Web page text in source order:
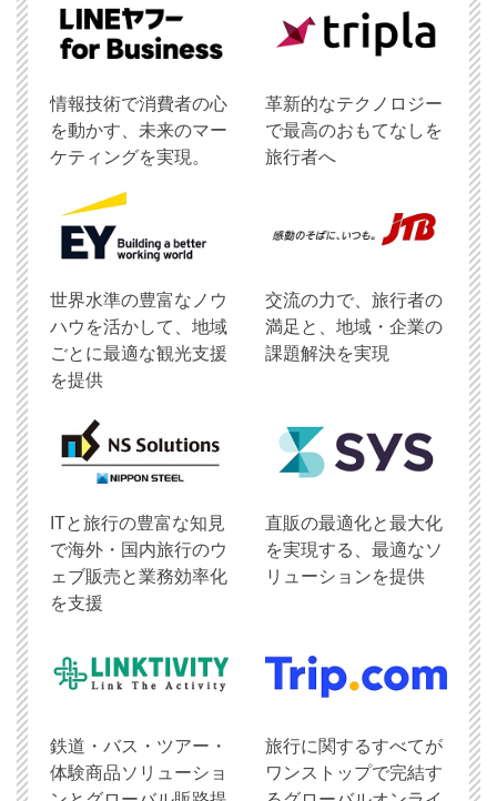
情報技術で消費者の心
を動かす、未来のマー
ケティングを実現。
革新的なテクノロジー
で最高のおもてなしを
旅行者へ
世界水準の豊富なノウ
ハウを活かして、地域
ごとに最適な観光支援
を提供
交流の力で、旅行者の
満足と、地域・企業の
課題解決を実現
ITと旅行の豊富な知見
で海外・国内旅行のウ
ェブ販売と業務効率化
を支援
直販の最適化と最大化
を実現する、最適なソ
リューションを提供
鉄道・バス・ツアー・
体験商品ソリューショ
旅行に関するすべてが
ワンストップで完結す